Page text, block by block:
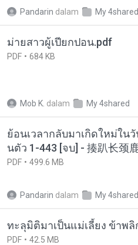
Pandarin dalam My 4shared
ม่ายสาวผู้เปียกปอน.pdf
PDF 684 KB
Mob K. dalam My 4shared
ย้อนเวลากลับมาเกิดใหม่ใน
นตัว 1-443 [จบ] - 揍趴长颈
PDF 499.6 MB
Pandarin dalam My 4shared
ทะลุมิติมาเป็นแม่เลี้ยง ข้าพ
PDF 42.5 MB